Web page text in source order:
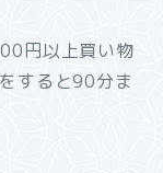
円以上買い物
すると90分ま